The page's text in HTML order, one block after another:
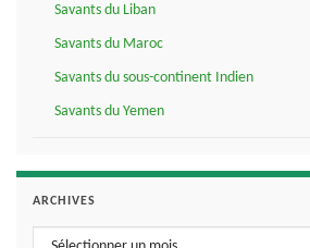
Savants du Liban
Savants du Maroc
Savants du sous-continent Indien
Savants du Yemen
ARCHIVES
Archives